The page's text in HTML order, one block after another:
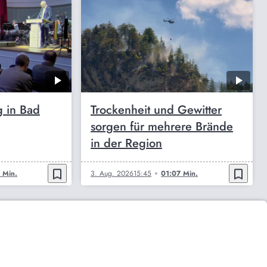
in Bad
bookmark_border
Trockenheit und Gewitter
sorgen für mehrere Brände
in der Region
3. Aug. 202615:45 01:07 Min. bookmark_border